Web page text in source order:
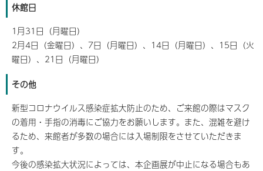
休館日
1月31日（月曜日）
2月4日（金曜日）、7日（月曜日）、14日（月曜日）、15日（火
曜日）、21日（月曜日）
その他
新型コロナウイルス感染症拡大防止のため、ご来館の際はマスク
の着用・手指の消毒にご協力をお願いします。また、混雑を避け
るため、来館者が多数の場合には入場制限をさせていただきま
す。
今後の感染拡大状況によっては、本企画展が中止になる場合もあ